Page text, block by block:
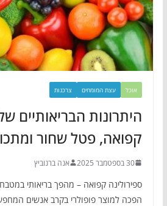
אוכל עצת המומחים צרכנות
היתרונות הבריאותיים
קפואה, פטל שחור
30 בספטמבר 2025 אנה ברנוביץ
ספירולינה קפואה – מהפך בריאותי
הפכה למוצר פופולרי בקרב אנשים